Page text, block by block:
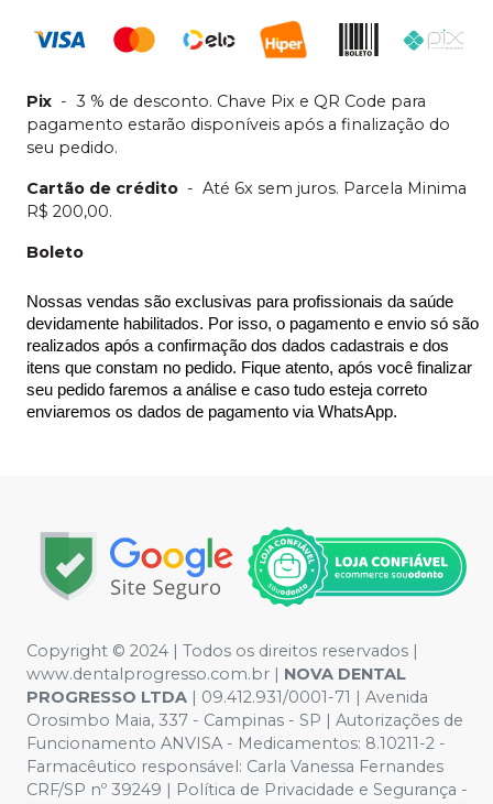
Pix - 3 % de desconto. Chave Pix e QR Code para
pagamento estarão disponíveis após a finalização do
seu pedido.
Cartão de crédito - Até 6x sem juros. Parcela Minima
R$ 200,00.
Boleto
Nossas vendas são exclusivas para profissionais da saúde
devidamente habilitados. Por isso, o pagamento e envio só são
realizados após a confirmação dos dados cadastrais e dos
itens que constam no pedido. Fique atento, após você finalizar
seu pedido faremos a análise e caso tudo esteja correto
enviaremos os dados de pagamento via WhatsApp.
Copyright © 2024 | Todos os direitos reservados |
www.dentalprogresso.com.br | NOVA DENTAL
PROGRESSO LTDA | 09.412.931/0001-71 | Avenida
Orosimbo Maia, 337 - Campinas - SP | Autorizações de
Funcionamento ANVISA - Medicamentos: 8.10211-2 -
Farmacêutico responsável: Carla Vanessa Fernandes
CRF/SP nº 39249 | Política de Privacidade e Segurança -